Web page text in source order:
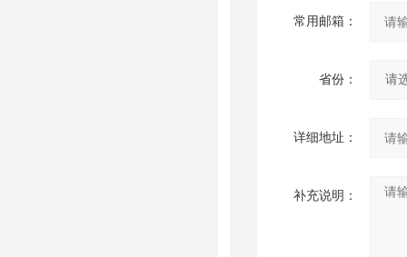
常用邮箱：
省份：
详细地址：
补充说明：